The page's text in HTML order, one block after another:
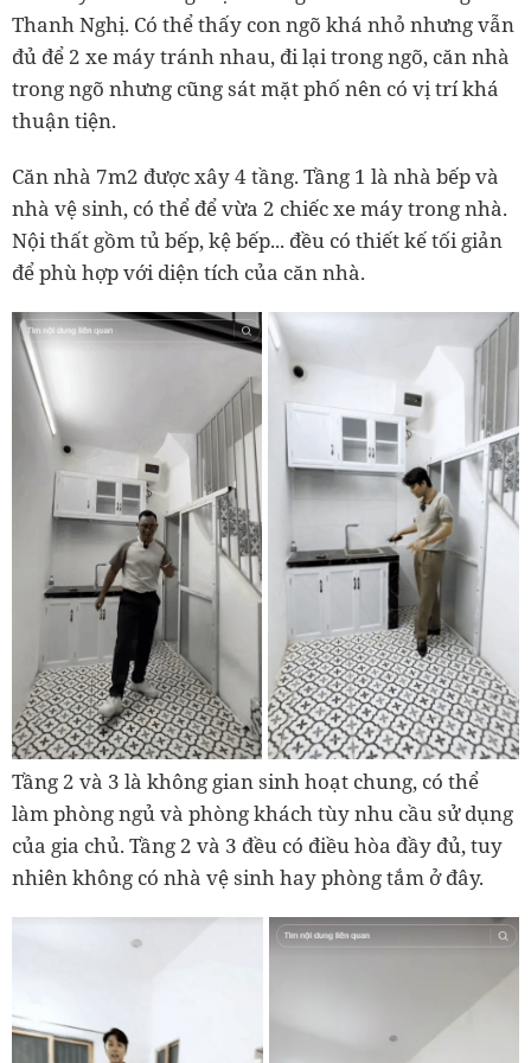
Thanh Nghị. Có thể thấy con ngõ khá nhỏ nhưng vẫn
đủ để 2 xe máy tránh nhau, đi lại trong ngõ, căn nhà
trong ngõ nhưng cũng sát mặt phố nên có vị trí khá
thuận tiện.
Căn nhà 7m2 được xây 4 tầng. Tầng 1 là nhà bếp và
nhà vệ sinh, có thể để vừa 2 chiếc xe máy trong nhà.
Nội thất gồm tủ bếp, kệ bếp... đều có thiết kế tối giản
để phù hợp với diện tích của căn nhà.
Tầng 2 và 3 là không gian sinh hoạt chung, có thể
làm phòng ngủ và phòng khách tùy nhu cầu sử dụng
của gia chủ. Tầng 2 và 3 đều có điều hòa đầy đủ, tuy
nhiên không có nhà vệ sinh hay phòng tắm ở đây.